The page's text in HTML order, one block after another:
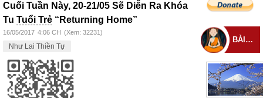
Cuối Tuần Này, 20-21/05 Sẽ Diễn Ra Khóa
Tu Tuổi Trẻ “Returning Home”
16/05/2017 4:06 CH (Xem: 32231)
Như Lai Thiền Tự
BÀI ĐĂNG MỚI